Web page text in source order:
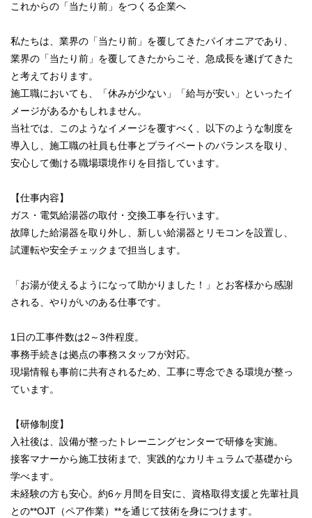
これからの「当たり前」をつくる企業へ
私たちは、業界の「当たり前」を覆してきたパイオニアであり、
業界の「当たり前」を覆してきたからこそ、急成長を遂げてきた
と考えております。
施工職においても、「休みが少ない」「給与が安い」といったイ
メージがあるかもしれません。
当社では、このようなイメージを覆すべく、以下のような制度を
導入し、施工職の社員も仕事とプライベートのバランスを取り、
安心して働ける職場環境作りを目指しています。
【仕事内容】
ガス・電気給湯器の取付・交換工事を行います。
故障した給湯器を取り外し、新しい給湯器とリモコンを設置し、
試運転や安全チェックまで担当します。
「お湯が使えるようになって助かりました！」とお客様から感謝
される、やりがいのある仕事です。
1日の工事件数は2～3件程度。
事務手続きは拠点の事務スタッフが対応。
現場情報も事前に共有されるため、工事に専念できる環境が整っ
ています。
【研修制度】
入社後は、設備が整ったトレーニングセンターで研修を実施。
接客マナーから施工技術まで、実践的なカリキュラムで基礎から
学べます。
未経験の方も安心。約6ヶ月間を目安に、資格取得支援と先輩社員
との**OJT（ペア作業）**を通じて技術を身につけます。